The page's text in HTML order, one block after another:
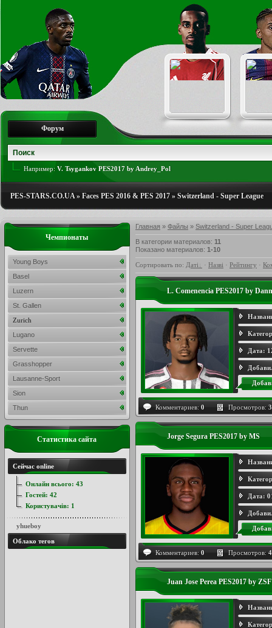
Форум
Например: V. Tsygankov PES2017 by Andrey_Pol
PES-STARS.CO.UA» Faces PES 2016 & PES 2017 » Switzerland - Super League
Главная » Файлы » Switzerland - Super
В категории материалов: 11
Показано материалов: 1-10
Сортировать по: Даті · Назві · Рейтингу ·
L. Comenencia PES2017 by
Дата:
Комментариев: 0 Просмотров:
Jorge Segura PES2017 by MS
Дата:
Комментариев: 0 Просмотров:
Juan Jose Perea PES2017 by ZSF
Чемпионаты
Young Boys
Basel
Luzern
St. Gallen
Zurich
Lugano
Servette
Grasshopper
Lausanne-Sport
Sion
Thun
Статистика сайта
Сейчас online
Онлайн всього: 43
Гостей: 42
Користувачів: 1
yhueboy
Облако тегов